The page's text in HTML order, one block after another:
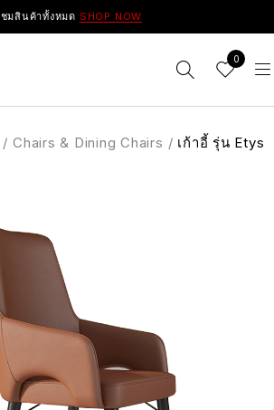
ชมสินค้าทั้งหมด SHOP NOW
0
/ Chairs & Dining Chairs / เก้าอี้ รุ่น Etys